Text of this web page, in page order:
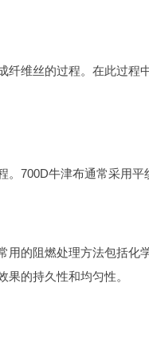
维丝的过程。在此过程
700D牛津布通常采用平
用的阻燃处理方法包括化
的持久性和均匀性。